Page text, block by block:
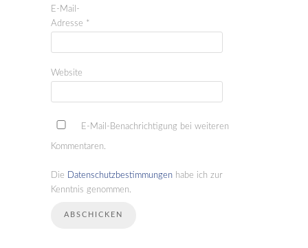
E-Mail-
Adresse *
Website
E-Mail-Benachrichtigung bei weiteren
Kommentaren.
Die Datenschutzbestimmungen habe ich zur
Kenntnis genommen.